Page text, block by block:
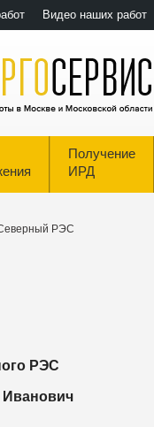
Видео наших работ
Получение
ИРД
РЭС
РЭС